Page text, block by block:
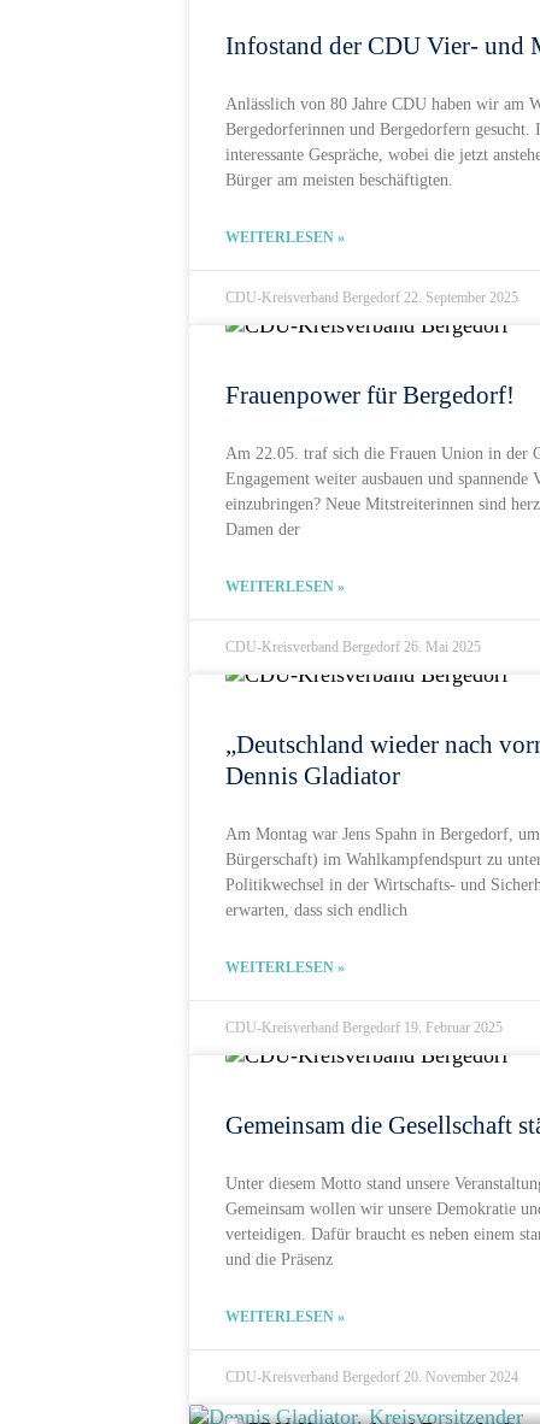
Infostand der CDU Vier- und
Anlässlich von 80 Jahre CDU haben wir am
Bergedorferinnen und Bergedorfern gesucht.
interessante Gespräche, wobei die jetzt
Bürger am meisten beschäftigten.
WEITERLESEN »
CDU-Kreisverband Bergedorf 22. September 2025
Frauenpower für Bergedorf!
Am 22.05. traf sich die Frauen Union in der
Engagement weiter ausbauen und
einzubringen? Neue Mitstreiterinnen sind
Damen der
WEITERLESEN »
CDU-Kreisverband Bergedorf 26. Mai 2025
„Deutschland wieder nach
Dennis Gladiator
Am Montag war Jens Spahn in Bergedorf,
Bürgerschaft) im Wahlkampfendspurt zu
Politikwechsel in der Wirtschafts- und
erwarten, dass sich endlich
WEITERLESEN »
CDU-Kreisverband Bergedorf 19. Februar 2025
Gemeinsam die Gesellschaft
Unter diesem Motto stand unsere
Gemeinsam wollen wir unsere Demokratie
verteidigen. Dafür braucht es neben einem
und die Präsenz
WEITERLESEN »
CDU-Kreisverband Bergedorf 20. November 2024